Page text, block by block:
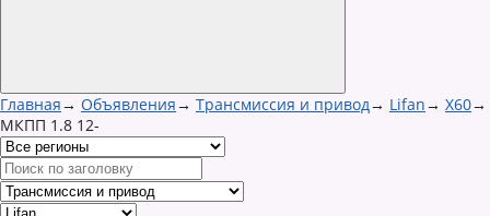
Главная→ Объявления→ Трансмиссия и привод→ Lifan→ X60→
МКПП 1.8 12-